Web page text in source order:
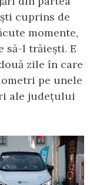
cuprins de
momente,
să-l trăiești. E
zile în care
pe unele
ale județului